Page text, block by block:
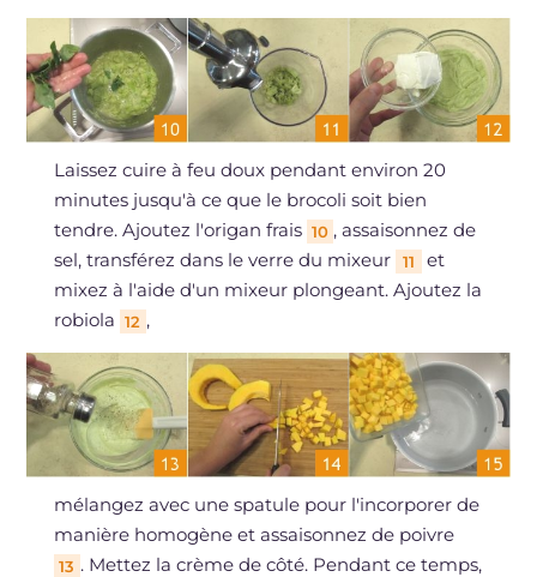
Laissez cuire à feu doux pendant environ 20
minutes jusqu'à ce que le brocoli soit bien
tendre. Ajoutez l'origan frais 10 , assaisonnez de
sel, transférez dans le verre du mixeur
11
et
mixez à l'aide d'un mixeur plongeant. Ajoutez la
robiola 12 ,
mélangez avec une spatule pour l'incorporer de
manière homogène et assaisonnez de poivre
13 . Mettez la crème de côté. Pendant ce temps,